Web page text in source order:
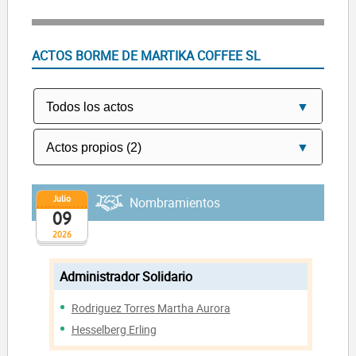
ACTOS BORME DE MARTIKA COFFEE SL
2026
Julio
09
Nombramientos
Administrador Solidario
Rodriguez Torres Martha Aurora
Hesselberg Erling